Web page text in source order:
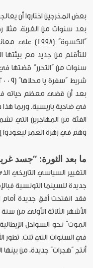
بعض المخرجين اختاروا أن
بعد سنوات من الغربة. مثلا
“الكسوة”
للتأقلم من جديد مع بيئتها
سنوات من “التحرر” قضتها
بعد أن قضى معظم حياته
في ضاحية باريسية. وربما
الفئة من المهاجرين التي
وهم في زهرة العمر ليعودوا
ما بعد الثورة: “جسد
جديدة للسينما التونسية
فقد انفتحت أفق جديدة
الموت” نحو السواحل
في السنوات التي تلت. تطور
أنتج “هجرات” جديدة، من